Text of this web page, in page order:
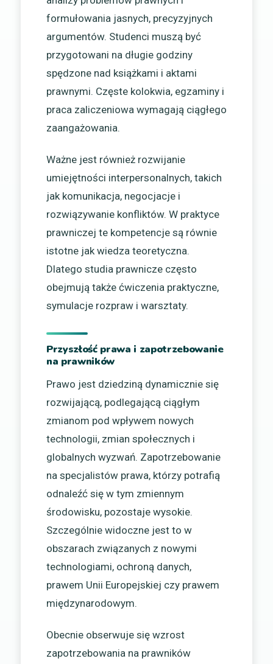
formułowania jasnych, precyzyjnych
argumentów. Studenci muszą być
przygotowani na długie godziny
spędzone nad książkami i aktami
prawnymi. Częste kolokwia, egzaminy i
praca zaliczeniowa wymagają ciągłego
zaangażowania.
Ważne jest również rozwijanie
umiejętności interpersonalnych, takich
jak komunikacja, negocjacje i
rozwiązywanie konfliktów. W praktyce
prawniczej te kompetencje są równie
istotne jak wiedza teoretyczna.
Dlatego studia prawnicze często
obejmują także ćwiczenia praktyczne,
symulacje rozpraw i warsztaty.
Przyszłość prawa i zapotrzebowanie
na prawników
Prawo jest dziedziną dynamicznie się
rozwijającą, podlegającą ciągłym
zmianom pod wpływem nowych
technologii, zmian społecznych i
globalnych wyzwań. Zapotrzebowanie
na specjalistów prawa, którzy potrafią
odnaleźć się w tym zmiennym
środowisku, pozostaje wysokie.
Szczególnie widoczne jest to w
obszarach związanych z nowymi
technologiami, ochroną danych,
prawem Unii Europejskiej czy prawem
międzynarodowym.
Obecnie obserwuje się wzrost
zapotrzebowania na prawników